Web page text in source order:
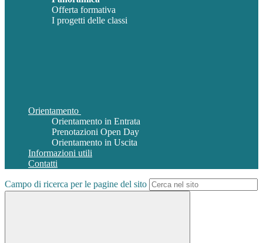
Offerta formativa
I progetti delle classi
Orientamento
Orientamento in Entrata
Prenotazioni Open Day
Orientamento in Uscita
Informazioni utili
Contatti
Campo di ricerca per le pagine del sito